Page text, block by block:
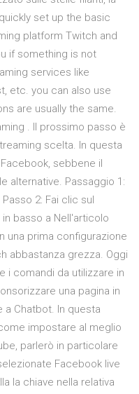
set up the basic
platform Twitch and
if something is not
services like
etc. you can also use
are usually the same.
. Il prossimo passo è
scelta. In questa
sebbene il
alternative. Passaggio 1:
2: Fai clic sul
basso a Nell'articolo
una prima configurazione
abbastanza grezza. Oggi
i comandi da utilizzare in
una pagina in
Chatbot. In questa
impostare al meglio
parlerò in particolare
Facebook live
la chiave nella relativa